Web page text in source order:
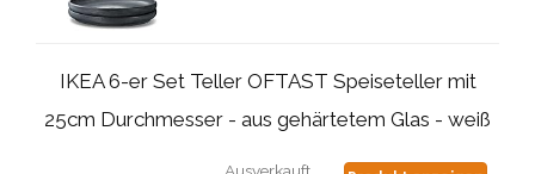
IKEA 6-er Set Teller OFTAST Speiseteller mit
25cm Durchmesser - aus gehärtetem Glas - weiß